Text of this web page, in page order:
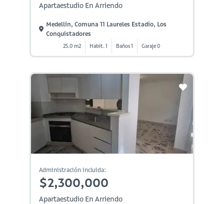
Apartaestudio En Arriendo
Medellín, Comuna 11 Laureles Estadio, Los
Conquistadores
25.0 m2 Habit. 1 Baños 1 Garaje 0
Administración incluida:
$2,300,000
Apartaestudio En Arriendo